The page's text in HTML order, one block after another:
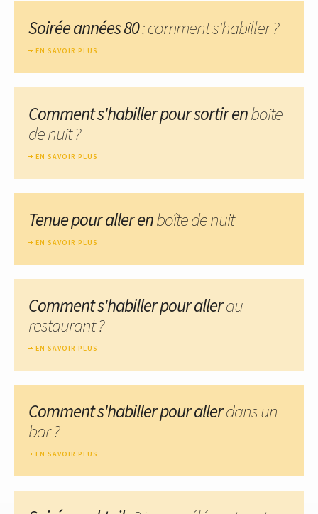
Soirée années 80: comment s'habiller ?
EN SAVOIR PLUS
Comment s'habiller pour sortir enboite
de nuit ?
EN SAVOIR PLUS
Tenue pour aller enboîte de nuit
EN SAVOIR PLUS
Comment s'habiller pour allerau
restaurant ?
EN SAVOIR PLUS
Comment s'habiller pour allerdans un
bar ?
EN SAVOIR PLUS